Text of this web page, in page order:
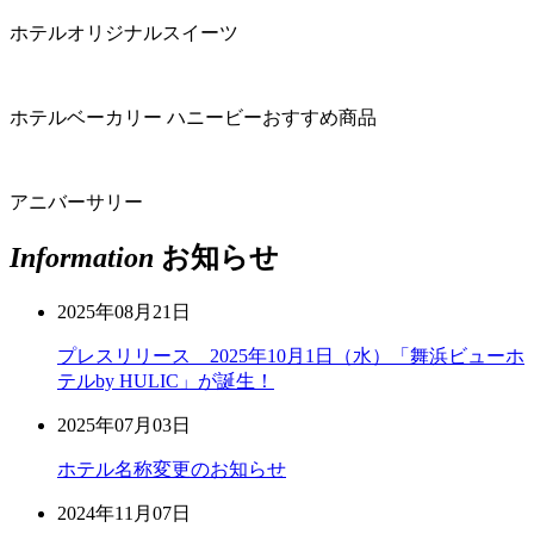
ホテルオリジナルスイーツ
ホテルベーカリー ハニービーおすすめ商品
アニバーサリー
Information お知らせ
2025年08月21日
プレスリリース 2025年10月1日（水）「舞浜ビューホ
テルby HULIC」が誕生！
2025年07月03日
ホテル名称変更のお知らせ
2024年11月07日